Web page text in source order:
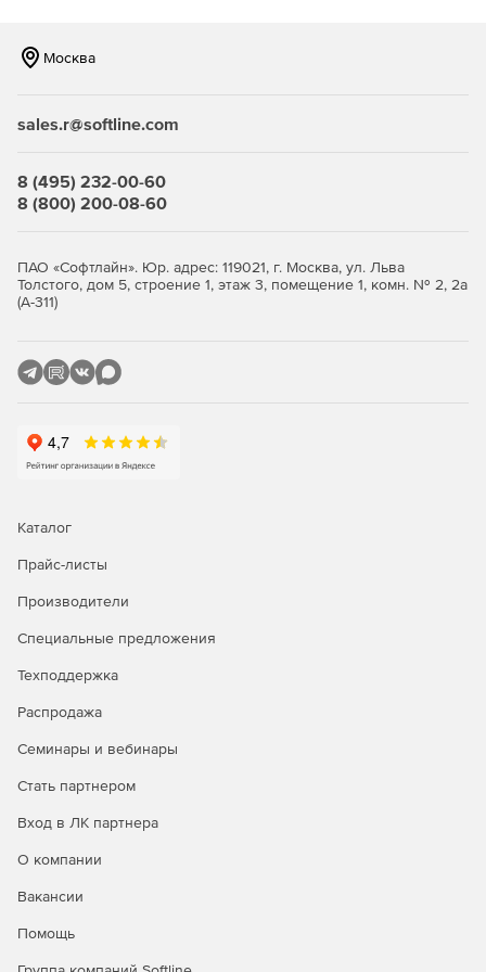
Москва
sales.r@softline.com
8 (495) 232-00-60
8 (800) 200-08-60
ПАО «Софтлайн». Юр. адрес: 119021, г. Москва, ул. Льва
Толстого, дом 5, строение 1, этаж 3, помещение 1, комн. № 2, 2а
(А-311)
Каталог
Прайс-листы
Производители
Специальные предложения
Техподдержка
Распродажа
Семинары и вебинары
Стать партнером
Вход в ЛК партнера
О компании
Вакансии
Помощь